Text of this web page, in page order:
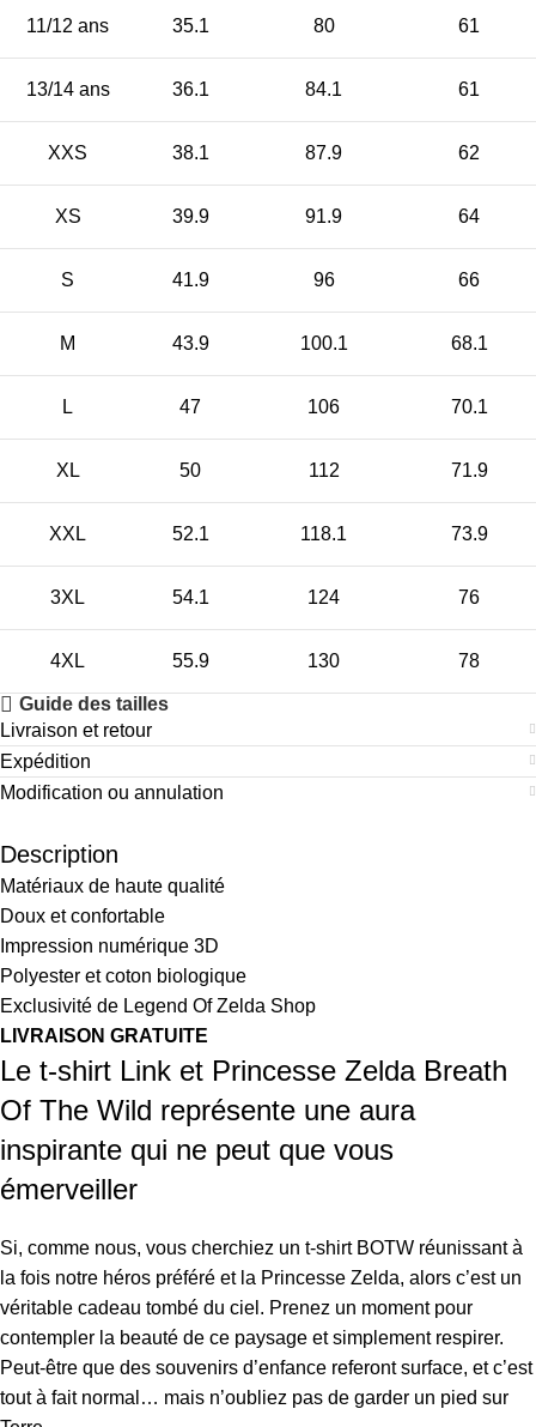
11/12 ans 35.1 80 61
13/14 ans 36.1 84.1 61
XXS 38.1 87.9 62
XS 39.9 91.9 64
S 41.9 96 66
M 43.9 100.1 68.1
L 47 106 70.1
XL 50 112 71.9
XXL 52.1 118.1 73.9
3XL 54.1 124 76
4XL 55.9 130 78
Guide des tailles
Livraison et retour
Expédition
Modification ou annulation
Description
Matériaux de haute qualité
Doux et confortable
Impression numérique 3D
Polyester et coton biologique
Exclusivité de Legend Of Zelda Shop
LIVRAISON GRATUITE
Le t-shirt Link et Princesse Zelda Breath
Of The Wild représente une aura
inspirante qui ne peut que vous
émerveiller
Si, comme nous, vous cherchiez un t-shirt BOTW réunissant à
la fois notre héros préféré et la Princesse Zelda, alors c’est un
véritable cadeau tombé du ciel. Prenez un moment pour
contempler la beauté de ce paysage et simplement respirer.
Peut-être que des souvenirs d’enfance referont surface, et c’est
tout à fait normal… mais n’oubliez pas de garder un pied sur